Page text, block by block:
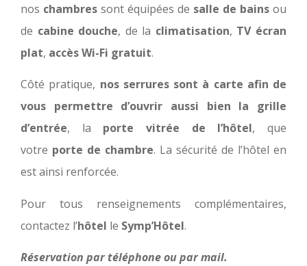
nos chambres sont équipées de salle de bains ou
de cabine douche, de la climatisation, TV écran
plat, accès Wi-Fi gratuit.
Côté pratique, nos serrures sont à carte afin de
vous permettre d’ouvrir aussi bien la grille
d’entrée, la porte vitrée de l’hôtel, que
votre porte de chambre. La sécurité de l’hôtel en
est ainsi renforcée.
Pour tous renseignements complémentaires,
contactez l’hôtel le Symp’Hôtel.
Réservation par téléphone ou par mail.